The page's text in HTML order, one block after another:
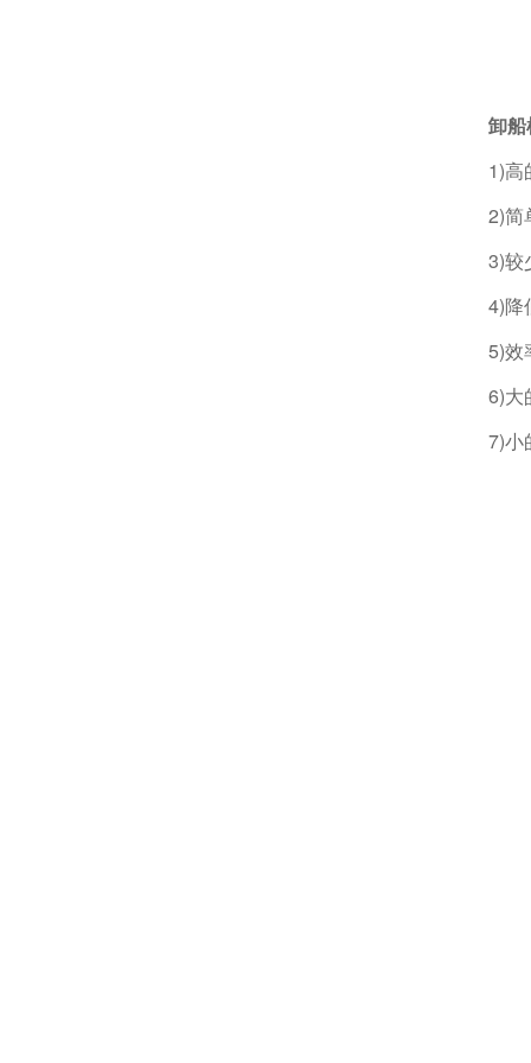
卸
1)高
2)简
3)较
4)降
5)效
6)大
7)小